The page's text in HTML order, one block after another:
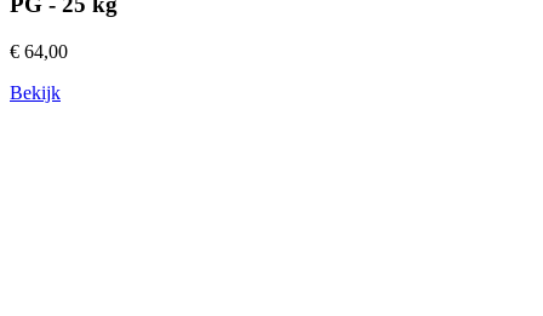
€ 64,00
Bekijk